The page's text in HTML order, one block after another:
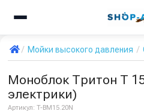
Мойки высокого давления
Моноблок Тритон T
электрики)
Артикул: T-BM15.20N